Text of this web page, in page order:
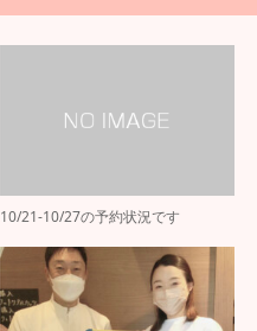
10/21-10/27の予約状況です